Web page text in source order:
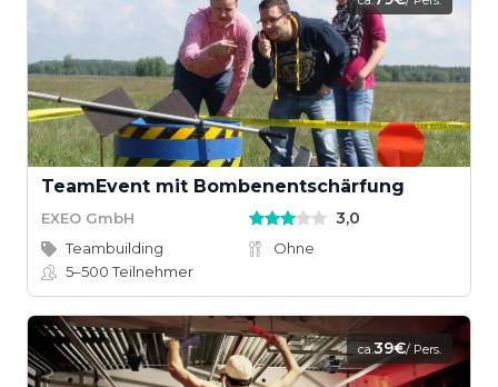
TeamEvent mit Bombenentschärfung
EXEO GmbH 3,0
Teambuilding
Ohne
5–500Teilnehmer
ca.39€/ Pers.